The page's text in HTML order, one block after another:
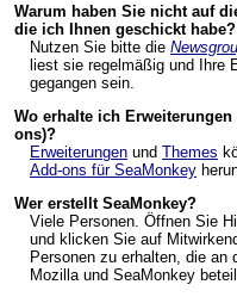
Warum haben Sie nicht auf
die ich Ihnen geschickt habe?
Nutzen Sie bitte die
liest sie regelmäßig und Ihre
gegangen sein.
Wo erhalte ich
ons)?
Erweiterungen und Themes
Add-ons für SeaMonkey
Wer erstellt SeaMonkey?
Viele Personen. Öffnen Sie
und klicken Sie auf
Personen zu erhalten, die an
Mozilla und SeaMonkey